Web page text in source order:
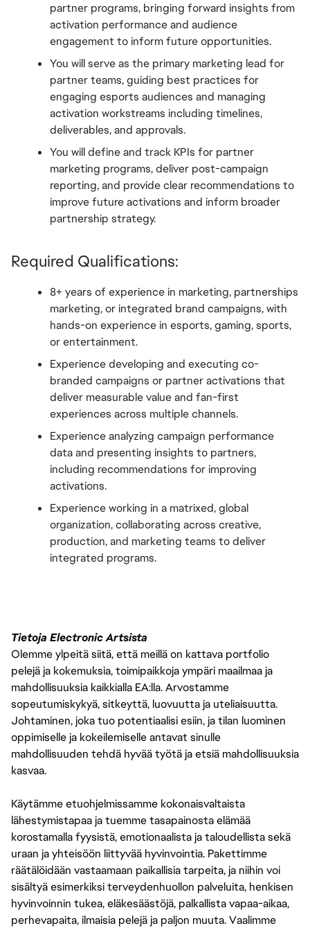
partner programs, bringing forward insights from
activation performance and audience
engagement to inform future opportunities.
You will serve as the primary marketing lead for
partner teams, guiding best practices for
engaging esports audiences and managing
activation workstreams including timelines,
deliverables, and approvals.
You will define and track KPIs for partner
marketing programs, deliver post-campaign
reporting, and provide clear recommendations to
improve future activations and inform broader
partnership strategy.
Required Qualifications:
8+ years of experience in marketing, partnerships
marketing, or integrated brand campaigns, with
hands-on experience in esports, gaming, sports,
or entertainment.
Experience developing and executing co-
branded campaigns or partner activations that
deliver measurable value and fan-first
experiences across multiple channels.
Experience analyzing campaign performance
data and presenting insights to partners,
including recommendations for improving
activations.
Experience working in a matrixed, global
organization, collaborating across creative,
production, and marketing teams to deliver
integrated programs.
Tietoja Electronic Artsista
Olemme ylpeitä siitä, että meillä on kattava portfolio
pelejä ja kokemuksia, toimipaikkoja ympäri maailmaa ja
mahdollisuuksia kaikkialla EA:lla. Arvostamme
sopeutumiskykyä, sitkeyttä, luovuutta ja uteliaisuutta.
Johtaminen, joka tuo potentiaalisi esiin, ja tilan luominen
oppimiselle ja kokeilemiselle antavat sinulle
mahdollisuuden tehdä hyvää työtä ja etsiä mahdollisuuksia
kasvaa.
Käytämme etuohjelmissamme kokonaisvaltaista
lähestymistapaa ja tuemme tasapainosta elämää
korostamalla fyysistä, emotionaalista ja taloudellista sekä
uraan ja yhteisöön liittyvää hyvinvointia. Pakettimme
räätälöidään vastaamaan paikallisia tarpeita, ja niihin voi
sisältyä esimerkiksi terveydenhuollon palveluita, henkisen
hyvinvoinnin tukea, eläkesäästöjä, palkallista vapaa-aikaa,
perhevapaita, ilmaisia pelejä ja paljon muuta. Vaalimme